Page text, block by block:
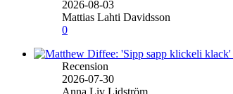
2026-08-03
Mattias Lahti Davidsson
0
Recension
2026-07-30